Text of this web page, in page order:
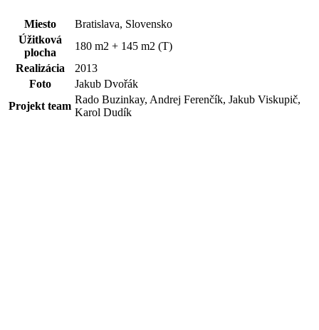
Miesto
Bratislava, Slovensko
Úžitková
plocha
180 m2 + 145 m2 (T)
Realizácia
2013
Foto
Jakub Dvořák
Projekt team
Rado Buzinkay, Andrej Ferenčík, Jakub Viskupič,
Karol Dudík